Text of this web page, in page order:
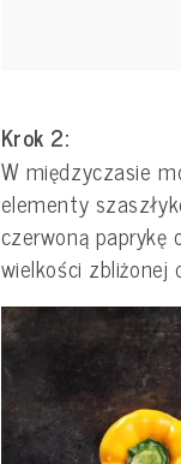
Krok 2:
W międzyczasie
elementy
czerwoną
wielkości zbliżonej